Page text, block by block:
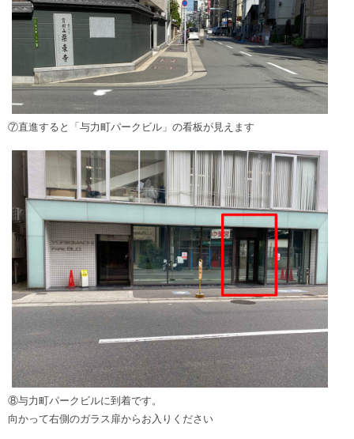
⑦直進すると「与力町パークビル」の看板が見えます
⑧与力町パークビルに到着です。
向かって右側のガラス扉からお入りください